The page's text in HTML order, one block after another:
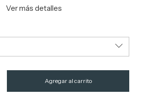
Ver más detalles